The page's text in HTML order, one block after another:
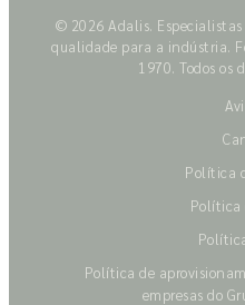
© 2026 Adalis.
qualidade para a indústria.
1970. Todos os
Política
Política
Política de
empresas do